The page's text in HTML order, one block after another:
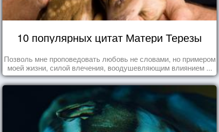
10 популярных цитат Матери Терезы
Позволь мне проповедовать любовь не словами, но примером
моей жизни, силой влечения, воодушевляющим влиянием ...